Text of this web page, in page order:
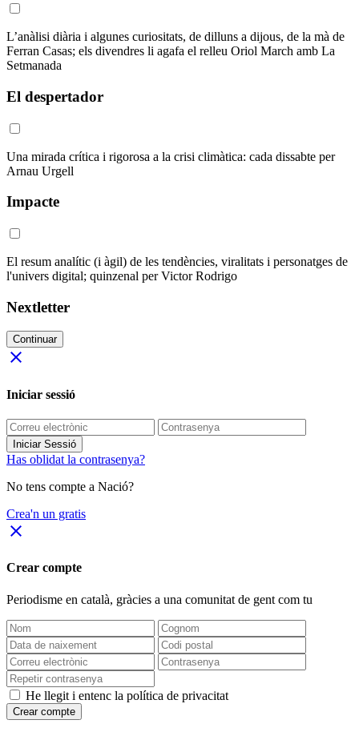
L’anàlisi diària i algunes curiositats, de dilluns a dijous, de la mà de
Ferran Casas; els divendres li agafa el relleu Oriol March amb La
Setmanada
El despertador
Una mirada crítica i rigorosa a la crisi climàtica: cada dissabte per
Arnau Urgell
Impacte
El resum analític (i àgil) de les tendències, viralitats i personatges de
l'univers digital; quinzenal per Victor Rodrigo
Nextletter
Continuar
close
Iniciar sessió
Iniciar Sessió
Has oblidat la contrasenya?
No tens compte a Nació?
Crea'n un gratis
close
Crear compte
Periodisme en català, gràcies a una comunitat de gent com tu
He llegit i entenc la política de privacitat
Crear compte